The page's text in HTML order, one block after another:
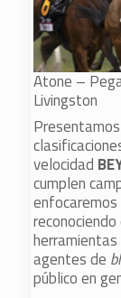
Atone –
Livingston
velocidad
cumplen
agentes de
público en